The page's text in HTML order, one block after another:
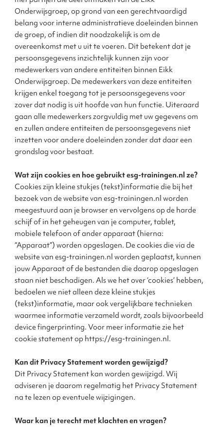
Onderwijsgroep, op grond van een gerechtvaardigd
belang voor interne administratieve doeleinden binnen
de groep, of indien dit noodzakelijk is om de
overeenkomst met u uit te voeren. Dit betekent dat je
persoonsgegevens inzichtelijk kunnen zijn voor
medewerkers van andere entiteiten binnen Eikk
Onderwijsgroep. De medewerkers van deze entiteiten
krijgen enkel toegang tot je persoonsgegevens voor
zover dat nodig is uit hoofde van hun functie. Uiteraard
gaan alle medewerkers zorgvuldig met uw gegevens om
en zullen andere entiteiten de persoonsgegevens niet
inzetten voor andere doeleinden zonder dat daar een
grondslag voor bestaat.
Wat zijn cookies en hoe gebruikt esg-trainingen.nl ze?
Cookies zijn kleine stukjes (tekst)informatie die bij het
bezoek van de website van esg-trainingen.nl worden
meegestuurd aan je browser en vervolgens op de harde
schijf of in het geheugen van je computer, tablet,
mobiele telefoon of ander apparaat (hierna:
“Apparaat”) worden opgeslagen. De cookies die via de
website van esg-trainingen.nl worden geplaatst, kunnen
jouw Apparaat of de bestanden die daarop opgeslagen
staan niet beschadigen. Als we het over ‘cookies’ hebben,
bedoelen we niet alleen deze kleine stukjes
(tekst)informatie, maar ook vergelijkbare technieken
waarmee informatie verzameld wordt, zoals bijvoorbeeld
device fingerprinting. Voor meer informatie zie het
cookie statement op https://esg-trainingen.nl.
Kan dit Privacy Statement worden gewijzigd?
Dit Privacy Statement kan worden gewijzigd. Wij
adviseren je daarom regelmatig het Privacy Statement
na te lezen op eventuele wijzigingen.
Waar kan je terecht met klachten en vragen?